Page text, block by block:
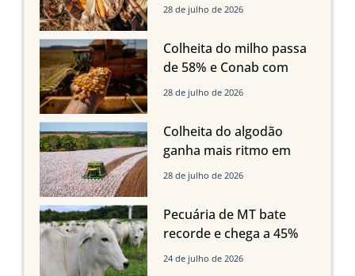
em Mato Grosso, aponta
Imea
28 de julho de 2026
Colheita do milho passa
de 58% e Conab com
boas produtividades em
quedas em Tocantins,
Maranhão e Piauí
28 de julho de 2026
Colheita do algodão
ganha mais ritmo em
Mato Grosso, Mato
Maranhão
28 de julho de 2026
Pecuária de MT bate
recorde e chega a 45%
dos bovinos abatidos
24 de julho de 2026